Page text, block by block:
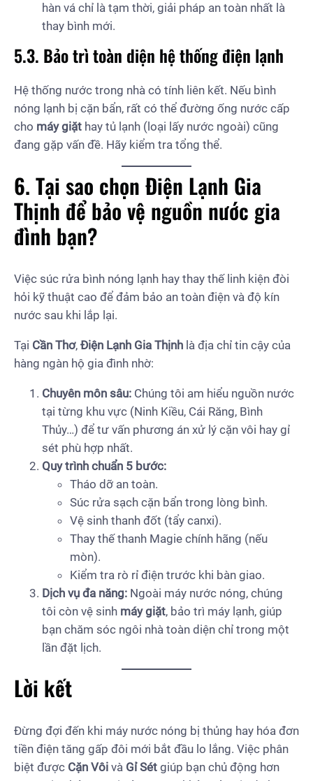
hàn vá chỉ là tạm thời, giải pháp an toàn nhất là
thay bình mới.
5.3. Bảo trì toàn diện hệ thống điện lạnh
Hệ thống nước trong nhà có tính liên kết. Nếu bình
nóng lạnh bị cặn bẩn, rất có thể đường ống nước cấp
cho máy giặt hay tủ lạnh (loại lấy nước ngoài) cũng
đang gặp vấn đề. Hãy kiểm tra tổng thể.
6. Tại sao chọn Điện Lạnh Gia
Thịnh để bảo vệ nguồn nước gia
đình bạn?
Việc súc rửa bình nóng lạnh hay thay thế linh kiện đòi
hỏi kỹ thuật cao để đảm bảo an toàn điện và độ kín
nước sau khi lắp lại.
Tại Cần Thơ, Điện Lạnh Gia Thịnh là địa chỉ tin cậy của
hàng ngàn hộ gia đình nhờ:
Chuyên môn sâu: Chúng tôi am hiểu nguồn nước
tại từng khu vực (Ninh Kiều, Cái Răng, Bình
Thủy…) để tư vấn phương án xử lý cặn vôi hay gỉ
sét phù hợp nhất.
Quy trình chuẩn 5 bước:
Tháo dỡ an toàn.
Súc rửa sạch cặn bẩn trong lòng bình.
Vệ sinh thanh đốt (tẩy canxi).
Thay thế thanh Magie chính hãng (nếu
mòn).
Kiểm tra rò rỉ điện trước khi bàn giao.
Dịch vụ đa năng: Ngoài máy nước nóng, chúng
tôi còn vệ sinh máy giặt, bảo trì máy lạnh, giúp
bạn chăm sóc ngôi nhà toàn diện chỉ trong một
lần đặt lịch.
Lời kết
Đừng đợi đến khi máy nước nóng bị thủng hay hóa đơn
tiền điện tăng gấp đôi mới bắt đầu lo lắng. Việc phân
biệt được Cặn Vôi và Gỉ Sét giúp bạn chủ động hơn